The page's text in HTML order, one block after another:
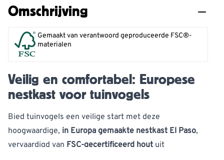
Omschrijving
Gemaakt van verantwoord geproduceerde FSC®-
materialen
Veilig en comfortabel: Europese
nestkast voor tuinvogels
Bied tuinvogels een veilige start met deze
hoogwaardige, in Europa gemaakte nestkast El Paso,
vervaardigd van FSC-gecertificeerd hout uit